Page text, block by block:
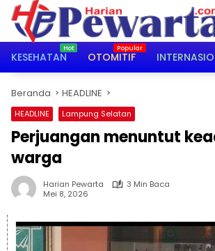
Langsung
konten
KESEHATAN
OTOMITIF
Beranda HEADLINE
HEADLINE Lampung Selatan
Perjuangan menuntut
warga
Harian Pewarta
3 Min Baca
Mei 8, 2026